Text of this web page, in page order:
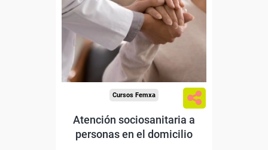
Para desempleados,
trabajadores y autónomos
de Cantabria.
Para todos los sectores.
Cursos Femxa
Atención sociosanitaria a
personas en el domicilio